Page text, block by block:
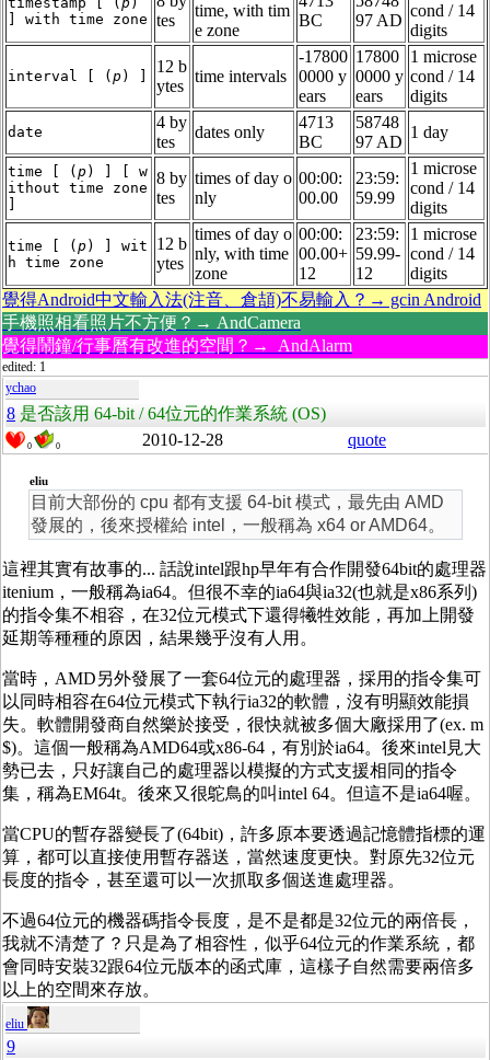
] with time zone tes
time, with tim
e zone
BC
97 AD
cond / 14
digits
interval [ ( p) ]
12 b
ytes
time intervals
-17800
0000 y
ears
17800
0000 y
ears
1 microse
cond / 14
digits
date
4 by
tes
dates only
4713
BC
58748
97 AD
1 day
time [ ( p) ] [ w
ithout time zone
8 by
tes
times of day o
nly
00:00:
00.00
23:59:
59.99
1 microse
cond / 14
digits
time [ ( p) ] wit
h time zone
12 b
ytes
times of day o
nly, with time
zone
00:00:
00.00+
12
23:59:
59.99-
12
1 microse
cond / 14
digits
覺得Android中文輸入法(注音、倉頡)不易輸入？→ gcin Android
手機照相看照片不方便？→ AndCamera
覺得鬧鐘/行事曆有改進的空間？→ AndAlarm
edited: 1
ychao
8 是否該用 64-bit / 64位元的作業系統 (OS)
0 0 2010-12-28 quote
eliu
目前大部份的 cpu 都有支援 64-bit 模式，最先由 AMD
發展的，後來授權給 intel，一般稱為 x64 or AMD64。
這裡其實有故事的... 話說intel跟hp早年有合作開發64bit的處理器
itenium，一般稱為ia64。但很不幸的ia64與ia32(也就是x86系列)
的指令集不相容，在32位元模式下還得犧牲效能，再加上開發
延期等種種的原因，結果幾乎沒有人用。
當時，AMD另外發展了一套64位元的處理器，採用的指令集可
以同時相容在64位元模式下執行ia32的軟體，沒有明顯效能損
失。軟體開發商自然樂於接受，很快就被多個大廠採用了(ex. m
$)。這個一般稱為AMD64或x86-64，有別於ia64。後來intel見大
勢已去，只好讓自己的處理器以模擬的方式支援相同的指令
集，稱為EM64t。後來又很鴕鳥的叫intel 64。但這不是ia64喔。
當CPU的暫存器變長了(64bit)，許多原本要透過記憶體指標的運
算，都可以直接使用暫存器送，當然速度更快。對原先32位元
長度的指令，甚至還可以一次抓取多個送進處理器。
不過64位元的機器碼指令長度，是不是都是32位元的兩倍長，
我就不清楚了？只是為了相容性，似乎64位元的作業系統，都
會同時安裝32跟64位元版本的函式庫，這樣子自然需要兩倍多
以上的空間來存放。
eliu
9